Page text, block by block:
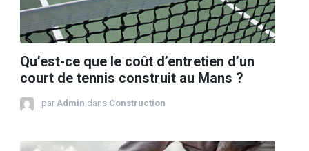
Qu’est-ce que le coût d’entretien d’un
court de tennis construit au Mans ?
par Admin dans Construction